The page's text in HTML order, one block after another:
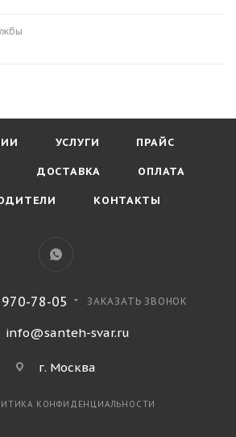
УСЛУГИ ПРАЙС
ДОСТАВКА ОПЛАТА
КОНТАКТЫ
78-05 ЗАКАЗАТЬ ЗВОНОК
info@santeh-svar.ru
г. Москва
КОНФИДЕНЦИАЛЬНОСТИ